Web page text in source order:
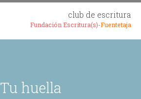
club de escritura
Fundación Escritura(s)-Fuentetaja
Tu huella